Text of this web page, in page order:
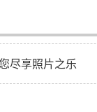
尽享照片之乐